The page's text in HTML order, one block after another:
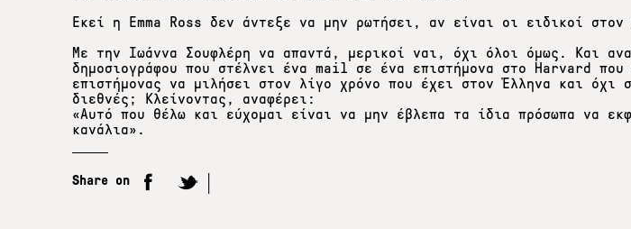
Εκεί η Εmma Ross δεν άντεξε να μην ρωτήσει, αν είναι οι ειδικοί
Με την Ιωάννα Σουφλέρη να απαντά, μερικοί ναι, όχι όλοι όμως. Και
δημοσιογράφου που στέλνει ένα mail σε ένα επιστήμονα στο Harvard
επιστήμονας να μιλήσει στον λίγο χρόνο που έχει στον Έλληνα και όχι
διεθνές; Κλείνοντας, αναφέρει:
«Αυτό που θέλω και εύχομαι είναι να μην έβλεπα τα ίδια πρόσωπα να
κανάλια».
Share on